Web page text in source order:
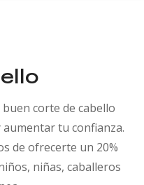
corte de cabello
tu confianza.
de ofrecerte un 20%
niñas, caballeros